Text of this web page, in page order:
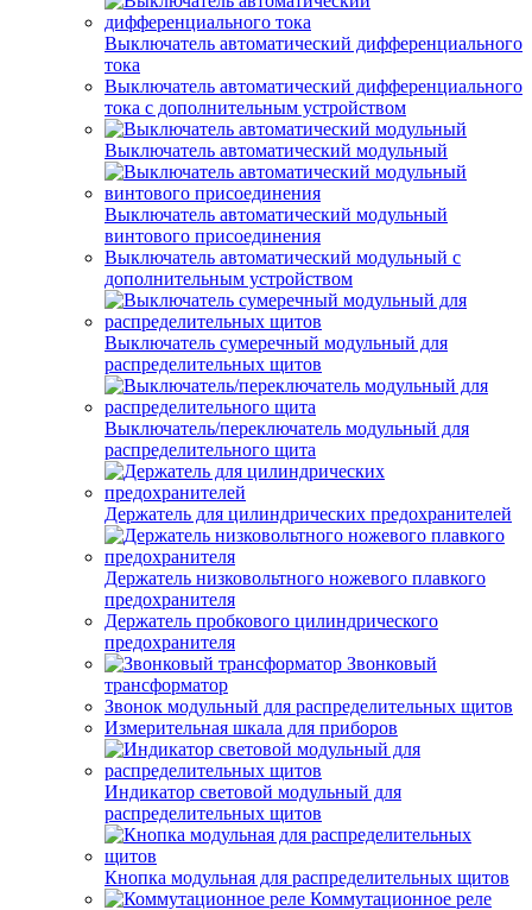
Выключатель автоматический дифференциального
тока
Выключатель автоматический дифференциального
тока с дополнительным устройством
Выключатель автоматический модульный
Выключатель автоматический модульный
винтового присоединения
Выключатель автоматический модульный с
дополнительным устройством
Выключатель сумеречный модульный для
распределительных щитов
Выключатель/переключатель модульный для
распределительного щита
Держатель для цилиндрических предохранителей
Держатель низковольтного ножевого плавкого
предохранителя
Держатель пробкового цилиндрического
предохранителя
Звонковый
трансформатор
Звонок модульный для распределительных щитов
Измерительная шкала для приборов
Индикатор световой модульный для
распределительных щитов
Кнопка модульная для распределительных щитов
Коммутационное реле